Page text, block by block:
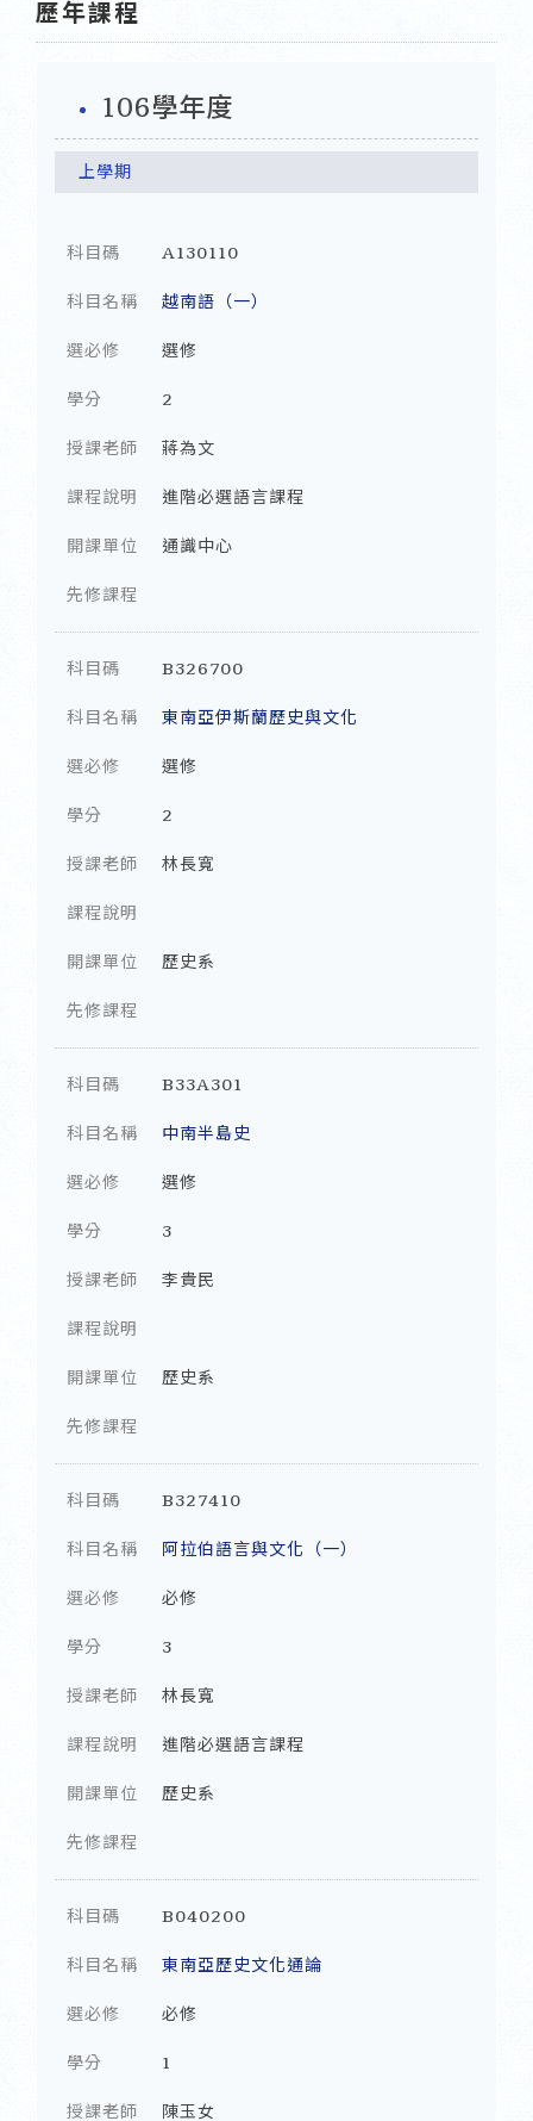
歷年課程
106學年度
上學期
科目碼 A130110
科目名稱 越南語（一）
選必修 選修
學分 2
授課老師 蔣為文
課程說明 進階必選語言課程
開課單位 通識中心
先修課程
科目碼 B326700
科目名稱 東南亞伊斯蘭歷史與文化
選必修 選修
學分 2
授課老師 林長寬
課程說明
開課單位 歷史系
先修課程
科目碼 B33A301
科目名稱 中南半島史
選必修 選修
學分 3
授課老師 李貴民
課程說明
開課單位 歷史系
先修課程
科目碼 B327410
科目名稱 阿拉伯語言與文化（一）
選必修 必修
學分 3
授課老師 林長寬
課程說明 進階必選語言課程
開課單位 歷史系
先修課程
科目碼 B040200
科目名稱 東南亞歷史文化通論
選必修 必修
學分 1
授課老師 陳玉女